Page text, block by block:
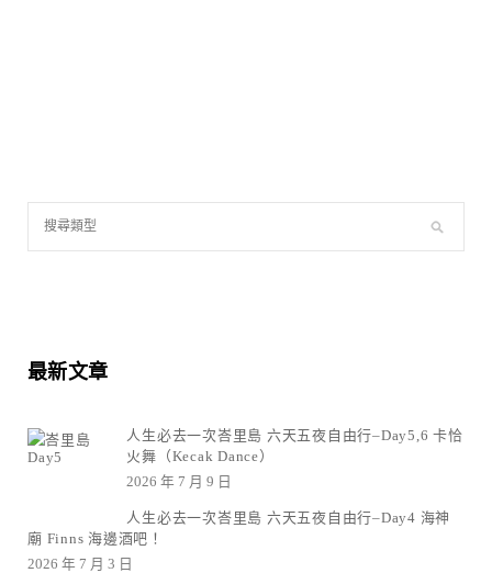
最新文章
人生必去一次峇里島 六天五夜自由行–Day5,6 卡恰
火舞（Kecak Dance）
2026 年 7 月 9 日
人生必去一次峇里島 六天五夜自由行–Day4 海神
廟 Finns 海邊酒吧！
2026 年 7 月 3 日